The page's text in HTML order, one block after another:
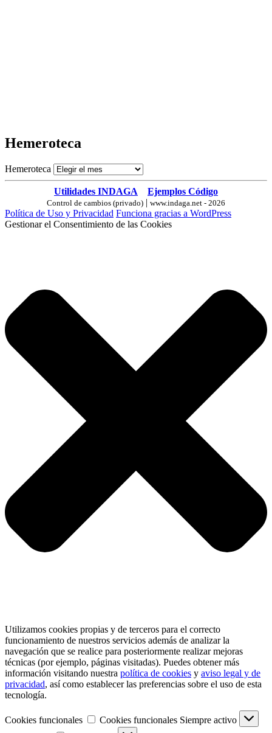
Hemeroteca
Hemeroteca
Utilidades INDAGA Ejemplos Código
Control de cambios (privado) | www.indaga.net - 2026
Política de Uso y Privacidad Funciona gracias a WordPress
Gestionar el Consentimiento de las Cookies
Utilizamos cookies propias y de terceros para el correcto
funcionamiento de nuestros servicios además de analizar la
navegación que se realice para posteriormente realizar mejoras
técnicas (por ejemplo, páginas visitadas). Puedes obtener más
información visitando nuestra política de cookies y aviso legal y de
privacidad, así como establecer las preferencias sobre el uso de esta
tecnología.
Cookies funcionales Cookies funcionales Siempre activo